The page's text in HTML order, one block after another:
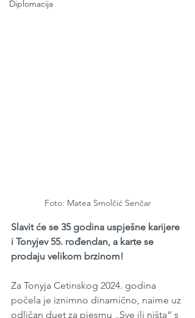
Diplomacija
Foto: Matea Smolčić Senčar
Slavit će se 35 godina uspješne karijere
i Tonyjev 55. rođendan, a karte se
prodaju velikom brzinom!
Za Tonyja Cetinskog 2024. godina
počela je iznimno dinamično, naime uz
odličan duet za pjesmu „Sve ili ništa“ s